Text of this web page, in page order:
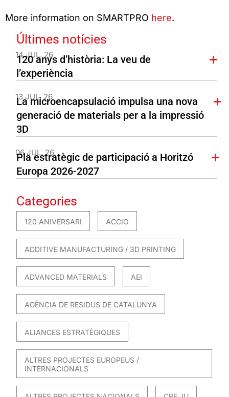
More information on SMARTPRO here.
Últimes notícies
14 JUL. 26
120 anys d’història: La veu de
l’experiència
13 JUL. 26
La microencapsulació impulsa una nova
generació de materials per a la impressió
3D
06 JUL. 26
Pla estratègic de participació a Horitzó
Europa 2026-2027
Categories
120 ANIVERSARI ACCIO
ADDITIVE MANUFACTURING / 3D PRINTING
ADVANCED MATERIALS AEI
AGÈNCIA DE RESIDUS DE CATALUNYA
ALIANCES ESTRATÈGIQUES
ALTRES PROJECTES EUROPEUS /
INTERNACIONALS